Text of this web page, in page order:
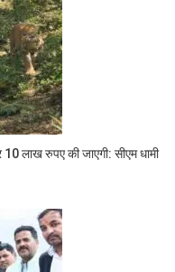
लाख रुपए की जाएगी: सीएम धामी